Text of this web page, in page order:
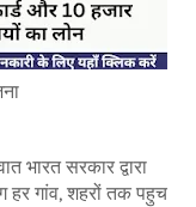
भारत सरकार द्वारा
हर गांव, शहरों तक पहुच